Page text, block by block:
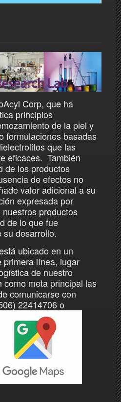
Corp, que ha
principios
de la piel y
formulaciones basadas
que las
eficaces. También
de los productos
de efectos no
valor adicional a su
expresada por
productos
de lo que fue
su desarrollo.
ubicado en un
línea, lugar
de nuestro
como meta principal las
comunicarse con
22414706 o